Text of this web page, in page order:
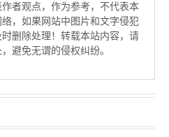
者观点，作为参考，不代表本
，如果网站中图片和文字侵犯
删除处理！转载本站内容，请
避免无谓的侵权纠纷。